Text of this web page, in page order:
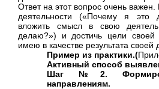
Ответ на этот вопрос очень
деятельности («Почему я
вложить смысл в свою
делаю?») и достичь цели своей
имею в качестве результата своей
Пример из практики.(
Активный способ
Шаг №2.
направлениям.